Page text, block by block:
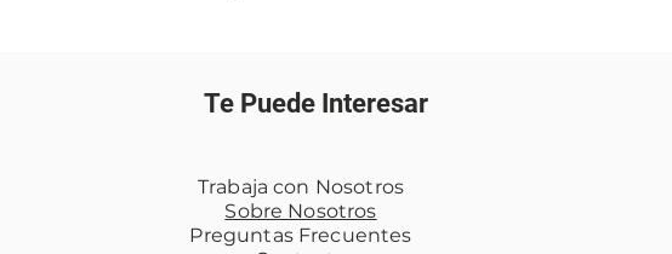
Te Puede Interesar
Trabaja con Nosotros
Sobre Nosotros
Preguntas Frecuentes